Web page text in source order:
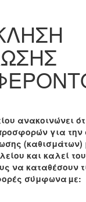
ανακοινώνει
για την
και καλεί
να καταθέσουν
σύμφωνα µε: